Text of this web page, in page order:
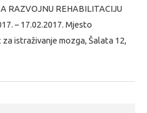
RAZVOJNU REHABILITACIJU
– 17.02.2017. Mjesto
istraživanje mozga, Šalata 12,